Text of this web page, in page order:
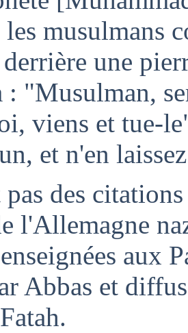
les musulmans
derrière une
: "Musulman,
viens et tue-
et n'en
pas des
l'Allemagne
aux
Abbas et